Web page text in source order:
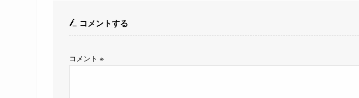
コメントする
コメント ※